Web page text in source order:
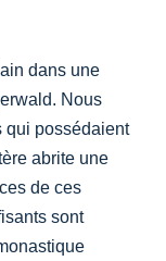
dans une
Nous
qui possédaient
abrite une
de ces
sont